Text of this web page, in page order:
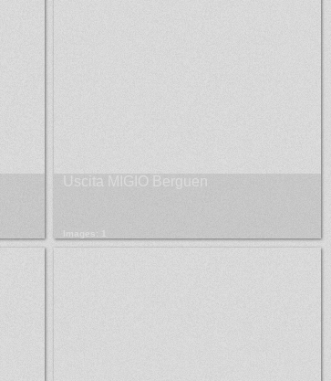
Uscita MIGIO Berguen
Images: 1